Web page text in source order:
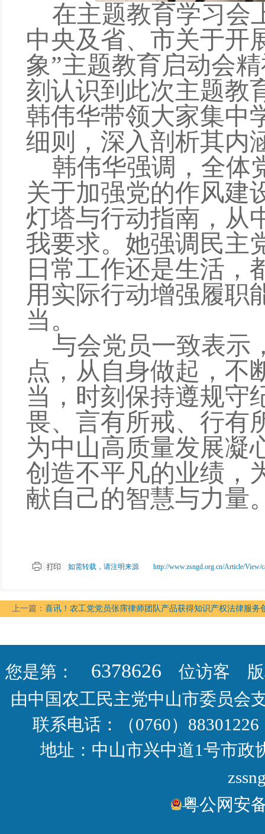
在主题教育学习会
中央及省、市关于开
象”主题教育启动会
刻认识到此次主题教
韩伟华带领大家集中
细则，深入剖析其内
韩伟华强调，全体
关于加强党的作风建
灯塔与行动指南 ， 从
我要求。 她强调民主
日常工作还是生活，
用实际行动增强履职
当。
与会党员一致表示
点，从自身做起，不
当，时刻保持遵规守
畏、言有所戒、行有
为中山高质量发展凝
创造不平凡的业绩，
献自己的智慧与力量
如需转载，请注明来源 http://www.zsngd.org.cn/Article/View/
上一篇： 喜讯！农工党党员张霈律师团队产品获得知识产权法律服务
您是第： 6378626 位访客 版
由中国农工民主党中山市委员
联系电话：（0760）
地址：中山市兴中道1号市政
粤公网安